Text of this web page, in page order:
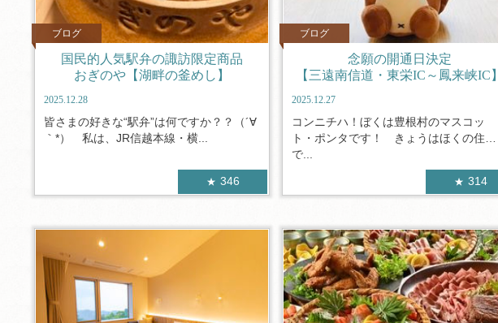
ブログ
国民的人気駅弁の諏訪限定商品
おぎのや【湖畔の釜めし】
2025.12.28
皆さまの好きな“駅弁”は何ですか？？（´∀
｀*） 私は、JR信越本線・横...
346
ブログ
念願の開通日決定
【三遠南信道・東栄IC～鳳来峡IC】
2025.12.27
コンニチハ！ぼくは豊根村のマスコッ
ト・ポンタです！ きょうはほくの住ん
で...
314